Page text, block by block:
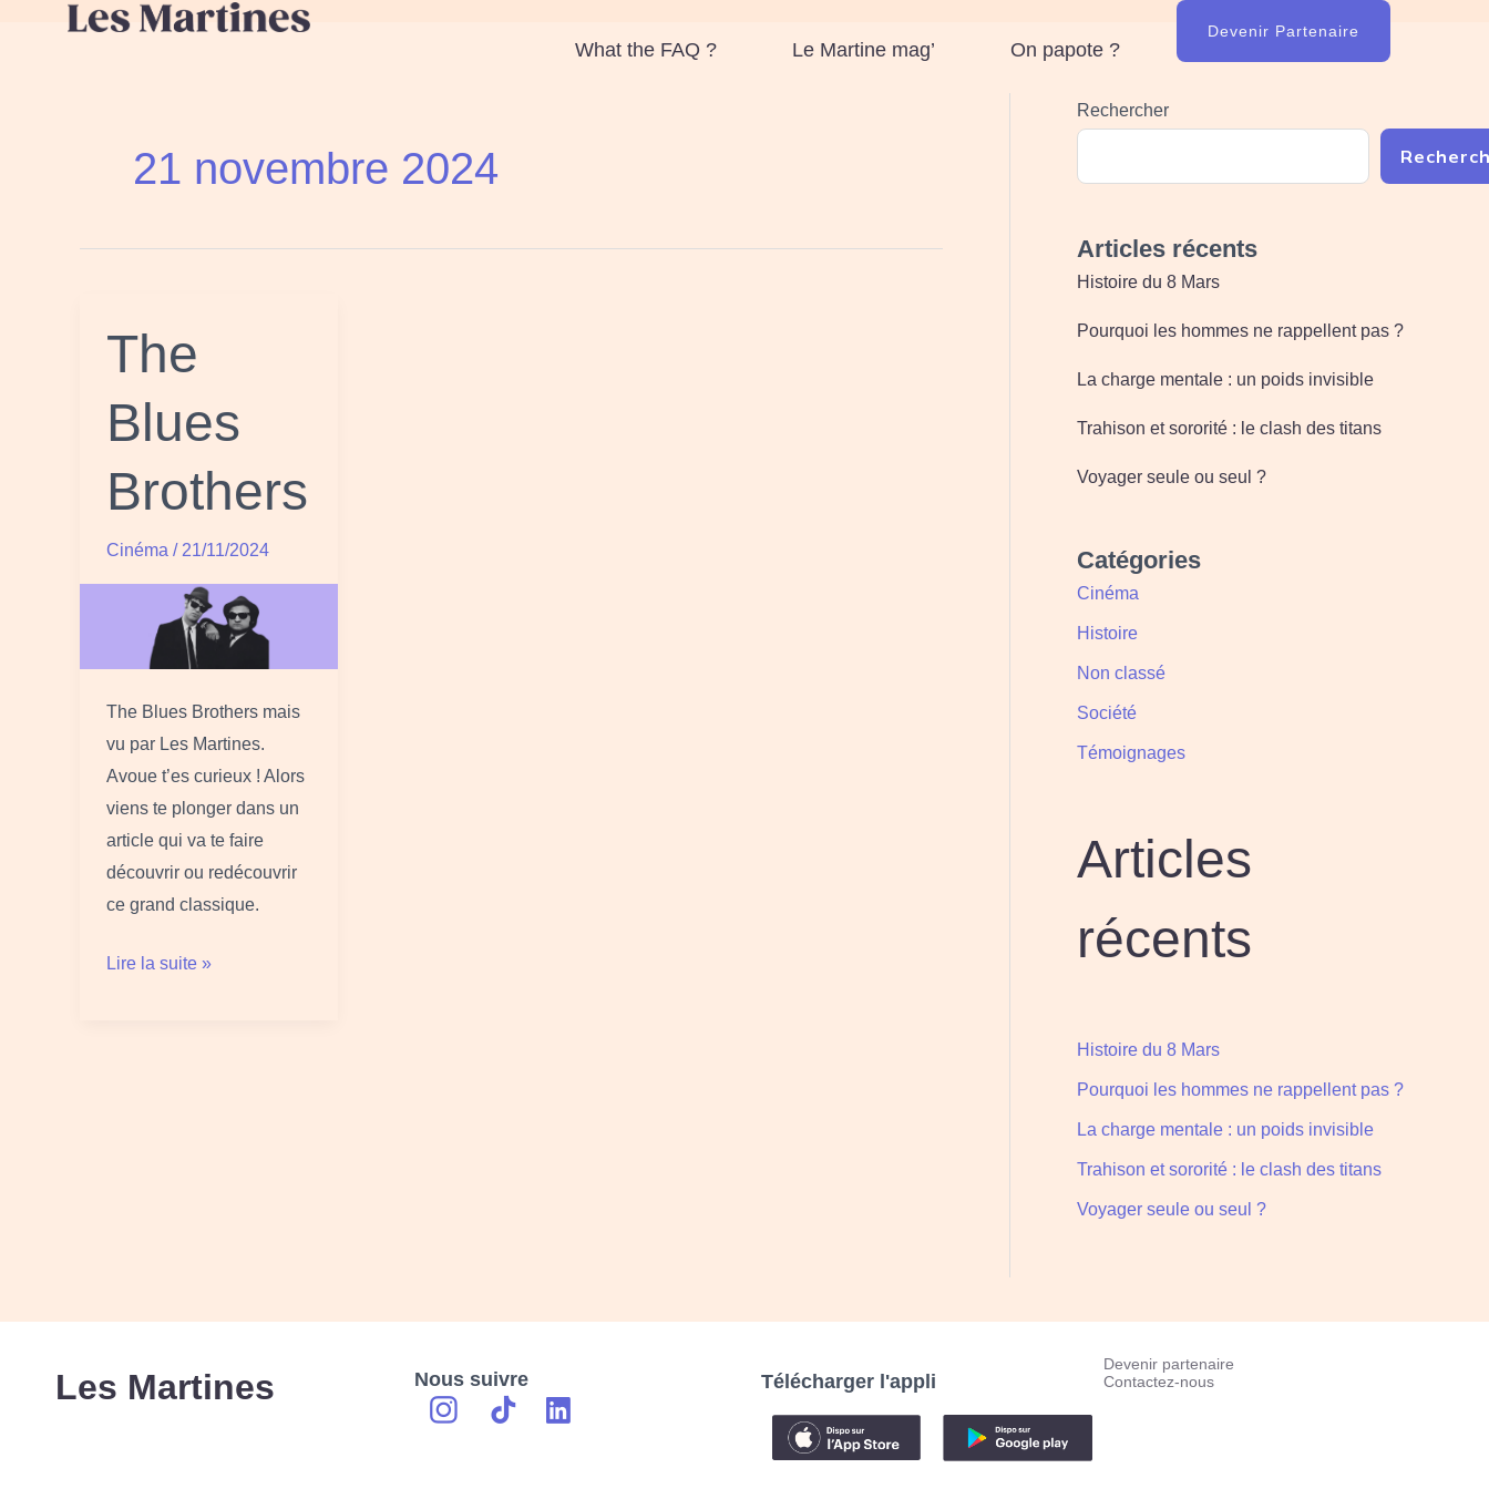
What the FAQ ? Le Martine mag’ On papote ?
Devenir Partenaire
21 novembre 2024
The
Blues
Brothers
Cinéma / 21/11/2024
The Blues Brothers mais
vu par Les Martines.
Avoue t’es curieux ! Alors
viens te plonger dans un
article qui va te faire
découvrir ou redécouvrir
ce grand classique.
The
Brothers
Lire la suite »
Rechercher
Articles récents
Histoire du 8 Mars
Pourquoi les hommes ne rappellent pas ?
La charge mentale : un poids invisible
Trahison et sororité : le clash des titans
Voyager seule ou seul ?
Catégories
Cinéma
Histoire
Non classé
Société
Témoignages
Articles
récents
Histoire du 8 Mars
Pourquoi les hommes ne rappellent pas ?
La charge mentale : un poids invisible
Trahison et sororité : le clash des titans
Voyager seule ou seul ?
Les Martines Nous suivre Télécharger l'appli
Devenir partenaire
Contactez-nous